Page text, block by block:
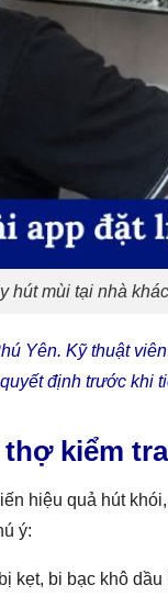
mùi tại nhà
Yên. Kỹ thuật
định trước khi
kiểm
hiệu quả hút
ý:
kẹt, bi bạc khô